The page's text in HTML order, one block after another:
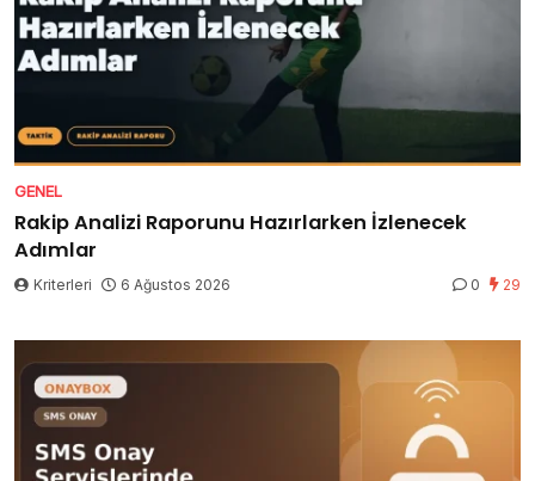
GENEL
Rakip Analizi Raporunu Hazırlarken İzlenecek
Adımlar
Kriterleri 6 Ağustos 2026 0 29